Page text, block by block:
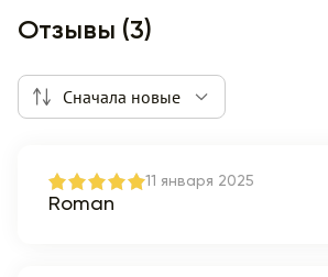
Отзывы (3)
Сначала новые
11 января 2025
Roman